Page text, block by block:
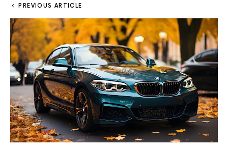
PREVIOUS ARTICLE